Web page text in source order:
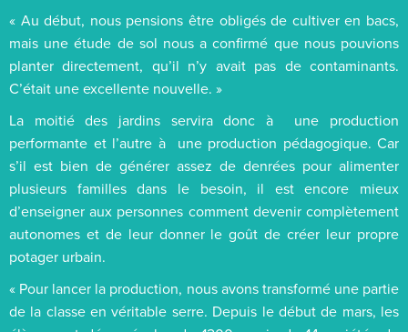
« Au début, nous pensions être obligés de cultiver en bacs,
mais une étude de sol nous a confirmé que nous pouvions
planter directement, qu’il n’y avait pas de contaminants.
C’était une excellente nouvelle. »
La moitié des jardins servira donc à une production
performante et l’autre à une production pédagogique. Car
s’il est bien de générer assez de denrées pour alimenter
plusieurs familles dans le besoin, il est encore mieux
d’enseigner aux personnes comment devenir complètement
autonomes et de leur donner le goût de créer leur propre
potager urbain.
« Pour lancer la production, nous avons transformé une partie
de la classe en véritable serre. Depuis le début de mars, les